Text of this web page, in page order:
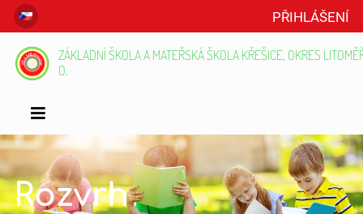
PŘIHLÁŠENÍ
ZÁKLADNÍ ŠKOLA A MATEŘSKÁ ŠKOLA KŘEŠICE, OKRES
O.
Rozvrh